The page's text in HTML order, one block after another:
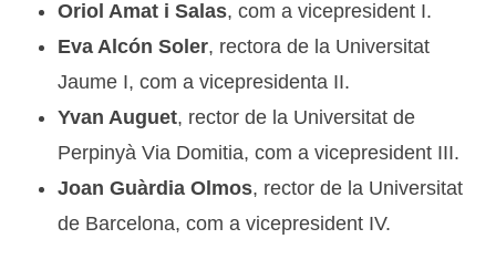
Oriol Amat i Salas, com a vicepresident I.
Eva Alcón Soler, rectora de la Universitat
Jaume I, com a vicepresidenta II.
Yvan Auguet, rector de la Universitat de
Perpinyà Via Domitia, com a vicepresident III.
Joan Guàrdia Olmos, rector de la Universitat
de Barcelona, com a vicepresident IV.